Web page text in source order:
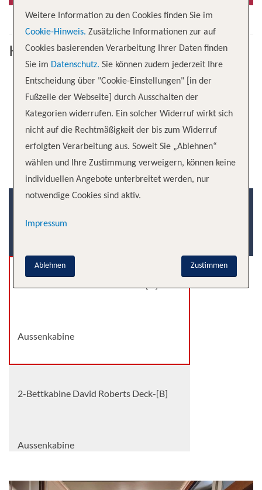
Kabine
Aussenkabine
2-Bettkabine David Roberts Deck-[B]
Aussenkabine
Weitere Information zu den Cookies finden Sie im
Cookie-Hinweis. Zusätzliche Informationen zur auf
Cookies basierenden Verarbeitung Ihrer Daten finden
Sie im Datenschutz. Sie können zudem jederzeit Ihre
Entscheidung über "Cookie-Einstellungen" [in der
Fußzeile der Webseite] durch Ausschalten der
Kategorien widerrufen. Ein solcher Widerruf wirkt sich
nicht auf die Rechtmäßigkeit der bis zum Widerruf
erfolgten Verarbeitung aus. Soweit Sie „Ablehnen“
wählen und Ihre Zustimmung verweigern, können keine
individuellen Angebote unterbreitet werden, nur
notwendige Cookies sind aktiv.
Impressum
Zustimmen
Ablehnen